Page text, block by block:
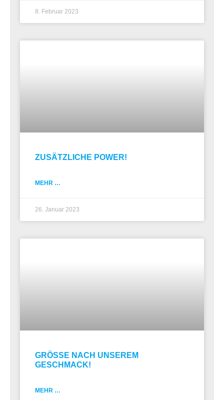
8. Februar 2023
ZUSÄTZLICHE POWER!
MEHR …
26. Januar 2023
GRÖSSE NACH UNSEREM
GESCHMACK​!
MEHR …